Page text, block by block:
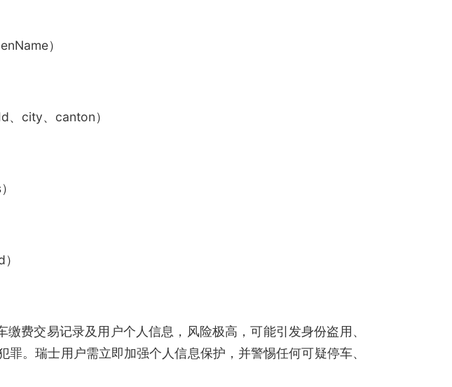
）
city、canton）
费交易记录及用户个人信息，风险极高，可能引发身份盗用、
罪。瑞士用户需立即加强个人信息保护，并警惕任何可疑停车、